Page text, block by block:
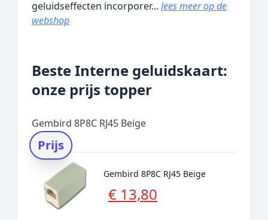
geluidseffecten incorporer... lees meer op de
webshop
Beste Interne geluidskaart:
onze prijs topper
Gembird 8P8C RJ45 Beige
Prijs
Gembird 8P8C RJ45 Beige
€ 13,80